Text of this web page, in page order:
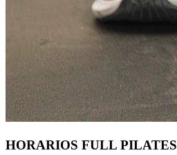
HORARIOS FULL PILATES